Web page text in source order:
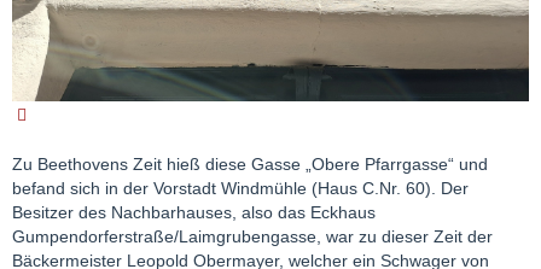
Zu Beethovens Zeit hieß diese Gasse „Obere Pfarrgasse“ und
befand sich in der Vorstadt Windmühle (Haus C.Nr. 60). Der
Besitzer des Nachbarhauses, also das Eckhaus
Gumpendorferstraße/Laimgrubengasse, war zu dieser Zeit der
Bäckermeister Leopold Obermayer, welcher ein Schwager von